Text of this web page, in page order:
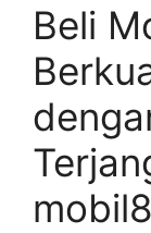
Beli